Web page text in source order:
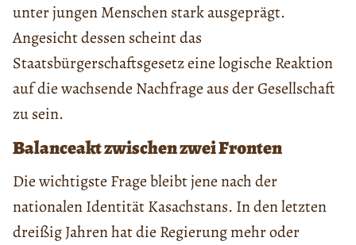
unter jungen Menschen stark ausgeprägt.
Angesicht dessen scheint das
Staatsbürgerschaftsgesetz eine logische Reaktion
auf die wachsende Nachfrage aus der Gesellschaft
zu sein.
Balanceakt zwischen zwei Fronten
Die wichtigste Frage bleibt jene nach der
nationalen Identität Kasachstans. In den letzten
dreißig Jahren hat die Regierung mehr oder